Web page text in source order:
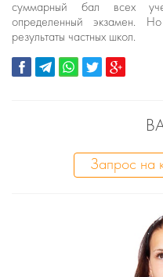
суммарный бал всех
определенный экзамен.
результаты частных школ.
Запрос на